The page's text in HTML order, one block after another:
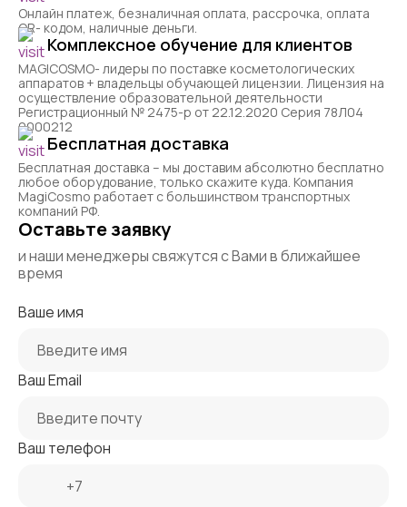
Онлайн платеж, безналичная оплата, рассрочка, оплата
QR- кодом, наличные деньги.
Комплексное обучение для клиентов
MAGICOSMO- лидеры по поставке косметологических
аппаратов + владельцы обучающей лицензии. Лицензия на
осуществление образовательной деятельности
Регистрационный № 2475-р от 22.12.2020 Серия 78Л04
0000212
Бесплатная доставка
Бесплатная доставка – мы доставим абсолютно бесплатно
любое оборудование, только скажите куда. Компания
MagiCosmo работает с большинством транспортных
компаний РФ.
Оставьте заявку
и наши менеджеры свяжутся с Вами в ближайшее
время
Ваше имя
Ваш Email
Ваш телефон